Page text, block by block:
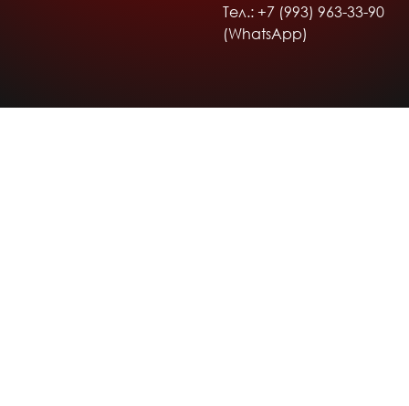
Тел.: +7 (993) 963-33-90
(WhatsApp)